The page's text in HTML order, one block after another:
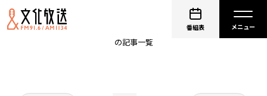
番組表
の記事一覧